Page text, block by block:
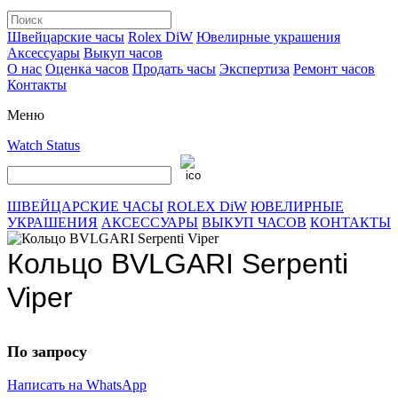
Швейцарские часы Rolex DiW Ювелирные украшения
Аксессуары Выкуп часов
О нас Оценка часов Продать часы Экспертиза Ремонт часов
Контакты
Меню
Watch Status
ШВЕЙЦАРСКИЕ ЧАСЫ ROLEX DiW ЮВЕЛИРНЫЕ
УКРАШЕНИЯ АКСЕССУАРЫ ВЫКУП ЧАСОВ КОНТАКТЫ
Кольцо BVLGARI Serpenti
Viper
По запросу
Написать на WhatsApp